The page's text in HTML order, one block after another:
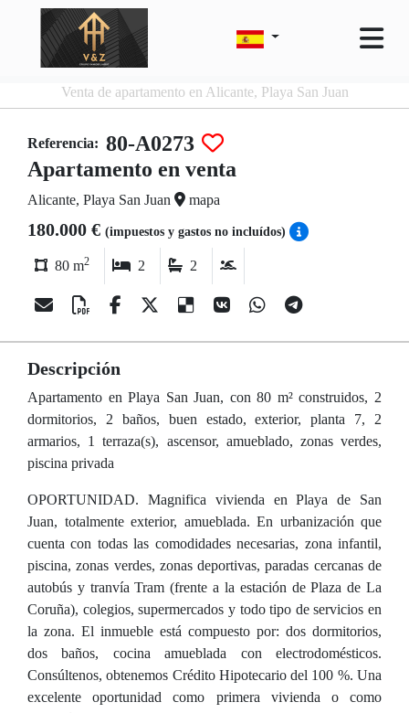
Venta de apartamento en Alicante, Playa San Juan
Referencia: 80-A0273
Apartamento en venta
Alicante, Playa San Juan mapa
180.000 € (impuestos y gastos no incluídos)
80 m2 2 2
Descripción
Apartamento en Playa San Juan, con 80 m² construidos, 2
dormitorios, 2 baños, buen estado, exterior, planta 7, 2
armarios, 1 terraza(s), ascensor, amueblado, zonas verdes,
piscina privada
OPORTUNIDAD. Magnifica vivienda en Playa de San
Juan, totalmente exterior, amueblada. En urbanización que
cuenta con todas las comodidades necesarias, zona infantil,
piscina, zonas verdes, zonas deportivas, paradas cercanas de
autobús y tranvía Tram (frente a la estación de Plaza de La
Coruña), colegios, supermercados y todo tipo de servicios en
la zona. El inmueble está compuesto por: dos dormitorios,
dos baños, cocina amueblada con electrodomésticos.
Consúltenos, obtenemos Crédito Hipotecario del 100 %. Una
excelente oportunidad como primera vivienda o como